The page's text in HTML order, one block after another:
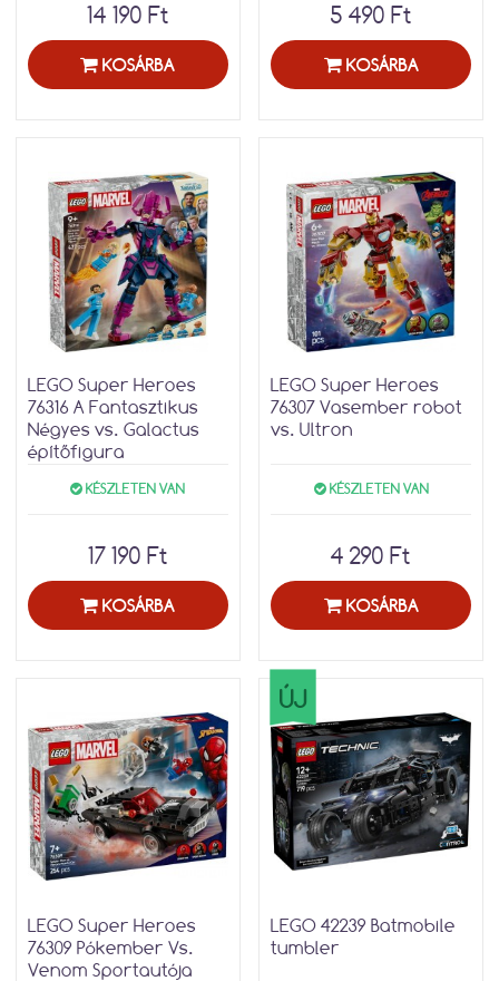
14 190 Ft
KOSÁRBA
5 490 Ft
KOSÁRBA
LEGO Super Heroes
76316 A Fantasztikus
Négyes vs. Galactus
építőfigura
KÉSZLETEN VAN
17 190 Ft
KOSÁRBA
LEGO Super Heroes
76307 Vasember robot
vs. Ultron
KÉSZLETEN VAN
4 290 Ft
KOSÁRBA
LEGO Super Heroes
76309 Pókember Vs.
Venom Sportautója
ÚJ
LEGO 42239 Batmobile
tumbler